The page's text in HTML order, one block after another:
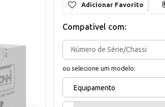
Adicionar Favorito
Compativel com:
ou selecione um modelo:
Equipamento